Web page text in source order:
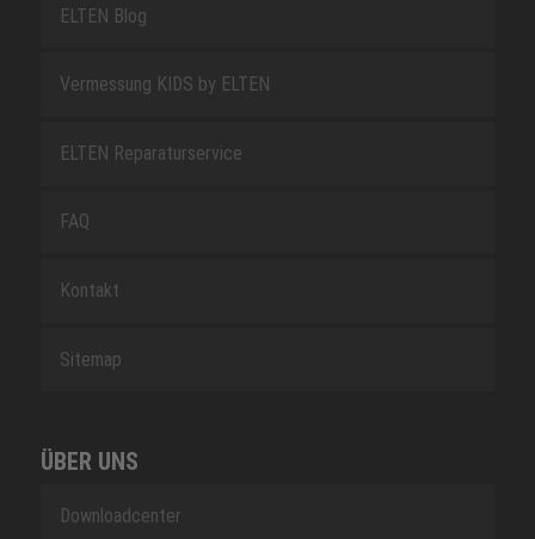
ELTEN Blog
Vermessung KIDS by ELTEN
ELTEN Reparaturservice
FAQ
Kontakt
Sitemap
ÜBER UNS
Downloadcenter